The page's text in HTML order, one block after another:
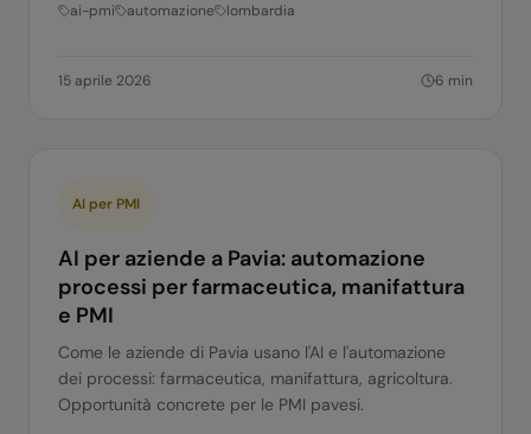
ai-pmi automazione lombardia
15 aprile 2026 6 min
AI per PMI
AI per aziende a Pavia: automazione
processi per farmaceutica, manifattura
e PMI
Come le aziende di Pavia usano l'AI e l'automazione
dei processi: farmaceutica, manifattura, agricoltura.
Opportunità concrete per le PMI pavesi.